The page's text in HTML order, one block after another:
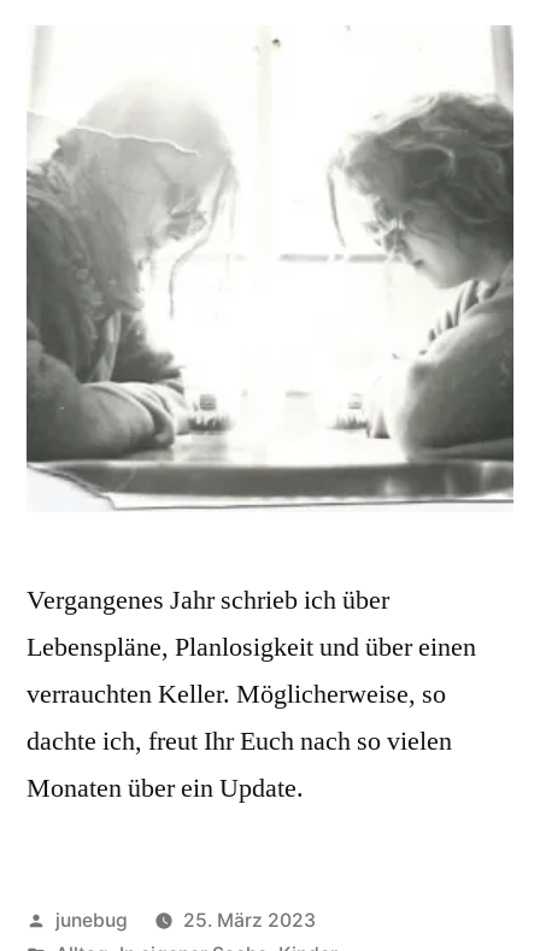
Vergangenes Jahr schrieb ich über
Lebenspläne, Planlosigkeit und über einen
verrauchten Keller. Möglicherweise, so
dachte ich, freut Ihr Euch nach so vielen
Monaten über ein Update.
Veröffentlicht
junebug
25. März 2023